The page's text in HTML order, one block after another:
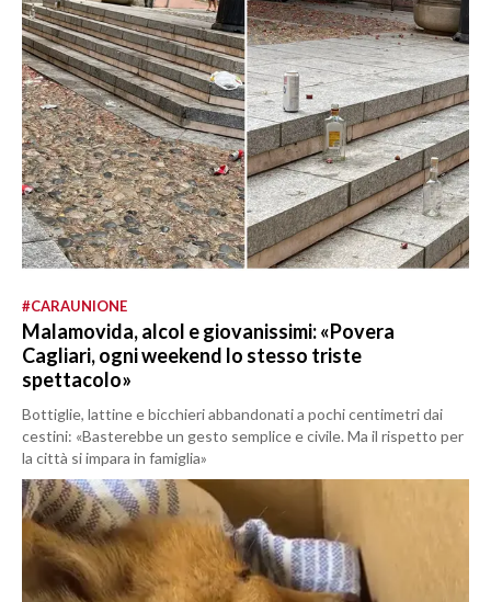
#CARAUNIONE
Malamovida, alcol e giovanissimi: «Povera
Cagliari, ogni weekend lo stesso triste
spettacolo»
Bottiglie, lattine e bicchieri abbandonati a pochi centimetri dai
cestini: «Basterebbe un gesto semplice e civile. Ma il rispetto per
la città si impara in famiglia»